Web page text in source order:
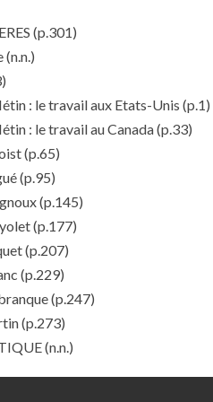
(p.301)
(n.n.)
: le travail aux Etats-Unis (p.1)
: le travail au Canada(p.33)
(p.65)
(p.95)
(p.145)
(p.177)
(p.207)
(p.229)
(p.247)
(p.273)
(n.n.)